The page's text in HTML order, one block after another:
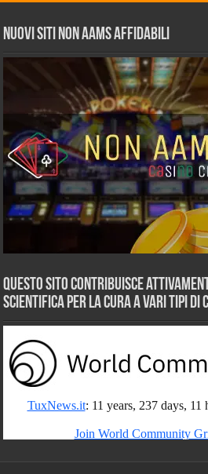
Nuovi siti non AAMS affidabili
Questo sito contribuisce
scientifica per la cura a vari tipi di